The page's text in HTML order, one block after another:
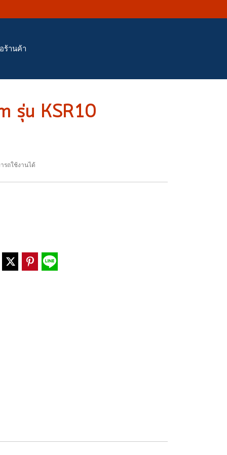
ร้านค้า
รุ่น KSR10
รถใช้งานได้